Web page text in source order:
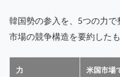
韓国勢の参入を、5つの力
市場の競争構造を要約したも
力 米国市場